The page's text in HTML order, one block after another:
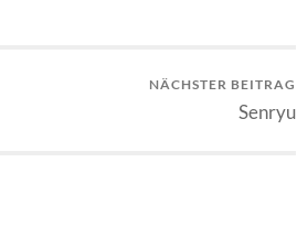
NÄCHSTER BEITRAG
Senryu